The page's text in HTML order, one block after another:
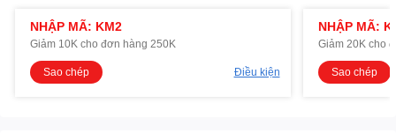
NHẬP MÃ: KM2
Giảm 10K cho đơn hàng 250K
Sao chép Điều kiện
NHẬP MÃ:
Giảm 20K cho
Sao chép